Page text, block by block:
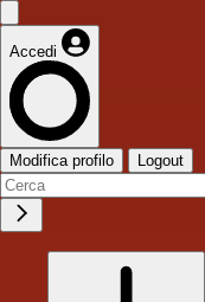
Accedi
Modifica profilo Logout